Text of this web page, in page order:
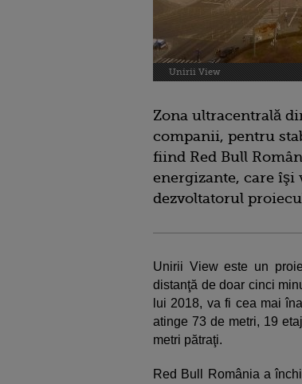
Unirii View
Zona ultracentrală
companii, pentru
fiind Red Bull
energizante, care
dezvoltatorul
Unirii View este un
distanţă de doar cinci
lui 2018, va fi cea mai
atinge 73 de metri, 19
metri pătraţi.
Red Bull România a